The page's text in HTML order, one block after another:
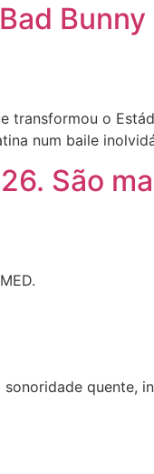
Bunny
transformou o
num baile
São
quente,